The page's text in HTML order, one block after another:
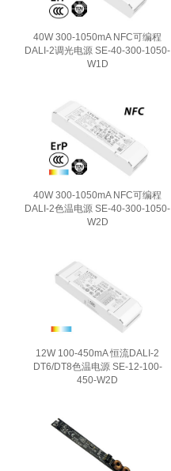
40W 300-1050mA NFC可编程
DALI-2调光电源 SE-40-300-1050-
W1D
40W 300-1050mA NFC可编程
DALI-2色温电源 SE-40-300-1050-
W2D
12W 100-450mA 恒流DALI-2
DT6/DT8色温电源 SE-12-100-
450-W2D